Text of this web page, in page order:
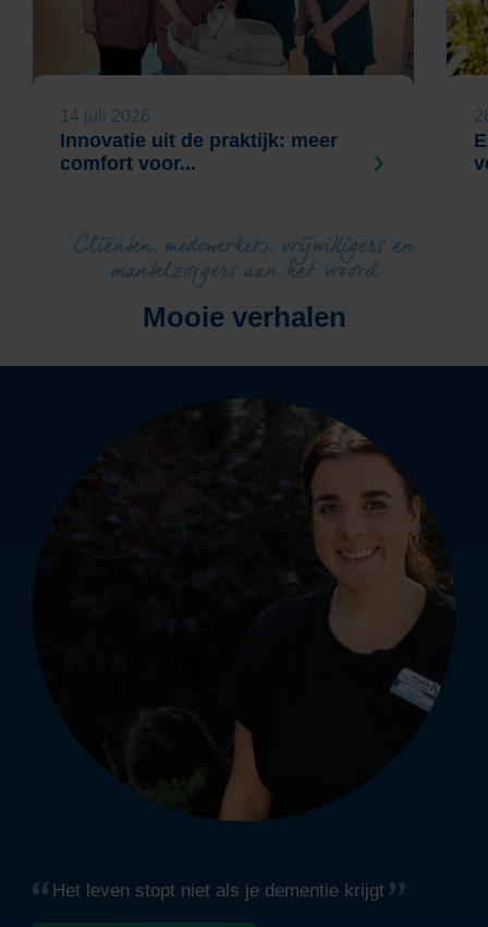
14 juli 2026
Innovatie uit de praktijk: meer
comfort voor...
Cliënten, medewerkers, vrijwilligers en
mantelzorgers aan het woord
Mooie verhalen
Het leven stopt niet als je dementie krijgt